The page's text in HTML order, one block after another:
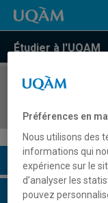
Étudier à l'UQAM
COURS//
Description du
Horaire - Été 2026
Préférences en
Nous utilisons des
informations qui
expérience sur le
d’analyser les
pouvez